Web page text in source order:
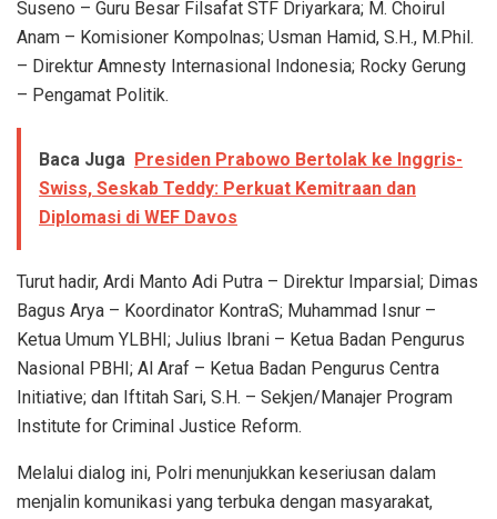
Suseno – Guru Besar Filsafat STF Driyarkara; M. Choirul
Anam – Komisioner Kompolnas; Usman Hamid, S.H., M.Phil.
– Direktur Amnesty Internasional Indonesia; Rocky Gerung
– Pengamat Politik.
Baca Juga Presiden Prabowo Bertolak ke Inggris-
Swiss, Seskab Teddy: Perkuat Kemitraan dan
Diplomasi di WEF Davos
Turut hadir, Ardi Manto Adi Putra – Direktur Imparsial; Dimas
Bagus Arya – Koordinator KontraS; Muhammad Isnur –
Ketua Umum YLBHI; Julius Ibrani – Ketua Badan Pengurus
Nasional PBHI; Al Araf – Ketua Badan Pengurus Centra
Initiative; dan Iftitah Sari, S.H. – Sekjen/Manajer Program
Institute for Criminal Justice Reform.
Melalui dialog ini, Polri menunjukkan keseriusan dalam
menjalin komunikasi yang terbuka dengan masyarakat,